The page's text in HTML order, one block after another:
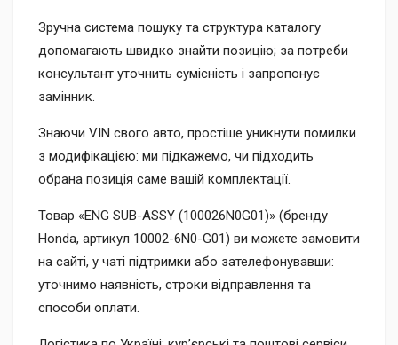
Зручна система пошуку та структура каталогу
допомагають швидко знайти позицію; за потреби
консультант уточнить сумісність і запропонує
замінник.
Знаючи VIN свого авто, простіше уникнути помилки
з модифікацією: ми підкажемо, чи підходить
обрана позиція саме вашій комплектації.
Товар «ENG SUB-ASSY (100026N0G01)» (бренду
Honda, артикул 10002-6N0-G01) ви можете замовити
на сайті, у чаті підтримки або зателефонувавши:
уточнимо наявність, строки відправлення та
способи оплати.